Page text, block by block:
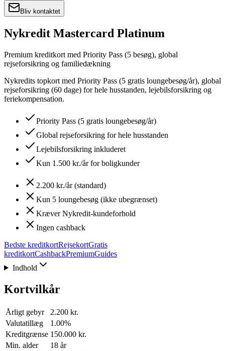
Bliv kontaktet
Nykredit Mastercard Platinum
Premium kreditkort med Priority Pass (5 besøg), global
rejseforsikring og familiedækning
Nykredits topkort med Priority Pass (5 gratis loungebesøg/år), global
rejseforsikring (60 dage) for hele husstanden, lejebilsforsikring og
feriekompensation.
Priority Pass (5 gratis loungebesøg/år)
Global rejseforsikring for hele husstanden
Lejebilsforsikring inkluderet
Kun 1.500 kr./år for boligkunder
2.200 kr./år (standard)
Kun 5 loungebesøg (ikke ubegrænset)
Kræver Nykredit-kundeforhold
Ingen cashback
Bedste kreditkortRejsekortGratis
kreditkortCashbackPremiumGuides
Indhold
Kortvilkår
Årligt gebyr
2.200 kr.
Valutatillæg
1.00%
Kreditgrænse 150.000 kr.
Min. alder
18 år